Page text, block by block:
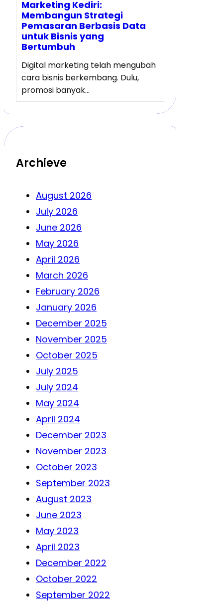
Marketing Kediri:
Membangun Strategi
Pemasaran Berbasis Data
untuk Bisnis yang
Bertumbuh
Digital marketing telah mengubah
cara bisnis berkembang. Dulu,
promosi banyak…
Archieve
August 2026
July 2026
June 2026
May 2026
April 2026
March 2026
February 2026
January 2026
December 2025
November 2025
October 2025
July 2025
July 2024
May 2024
April 2024
December 2023
November 2023
October 2023
September 2023
August 2023
June 2023
May 2023
April 2023
December 2022
October 2022
September 2022